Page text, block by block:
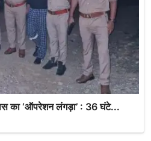
का ‘ऑपरेशन लंगड़ा’ : 36 घंटे...